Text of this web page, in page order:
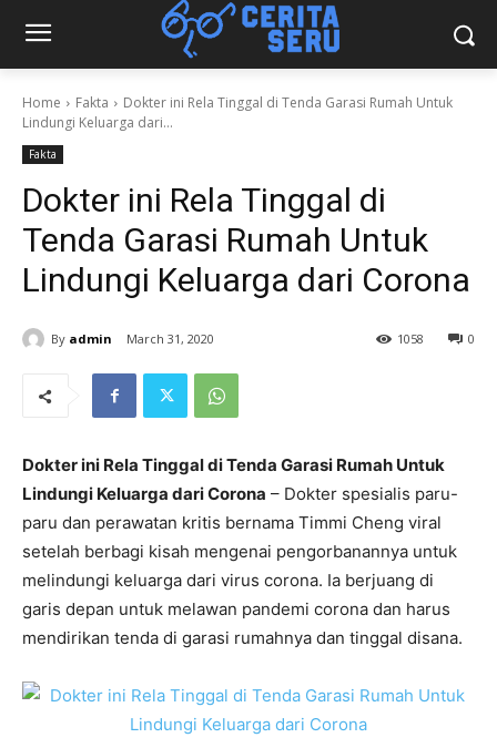
Home Fakta
Dokter ini Rela Tinggal di Tenda Garasi Rumah Untuk
Lindungi Keluarga dari...
Fakta
Dokter ini Rela Tinggal di
Tenda Garasi Rumah Untuk
Lindungi Keluarga dari Corona
By admin March 31, 2020 0
1058
Dokter ini Rela Tinggal di Tenda Garasi Rumah Untuk
Lindungi Keluarga dari Corona – Dokter spesialis paru-
paru dan perawatan kritis bernama Timmi Cheng viral
setelah berbagi kisah mengenai pengorbanannya untuk
melindungi keluarga dari virus corona. Ia berjuang di
garis depan untuk melawan pandemi corona dan harus
mendirikan tenda di garasi rumahnya dan tinggal disana.